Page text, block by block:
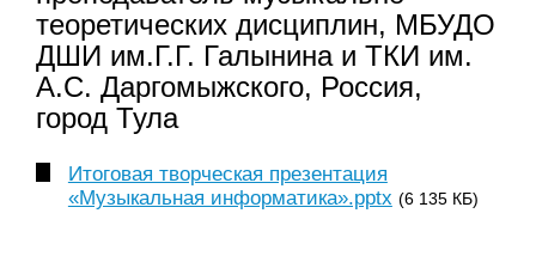
теоретических дисциплин, МБУДО
ДШИ им.Г.Г. Галынина и ТКИ им.
А.С. Даргомыжского, Россия,
город Тула
Итоговая творческая презентация
«Музыкальная информатика».pptx (6 135 КБ)